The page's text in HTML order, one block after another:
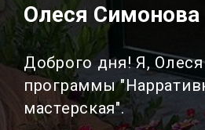
Олеся Симонова
Доброго дня! Я, Олеся
программы
мастерская".